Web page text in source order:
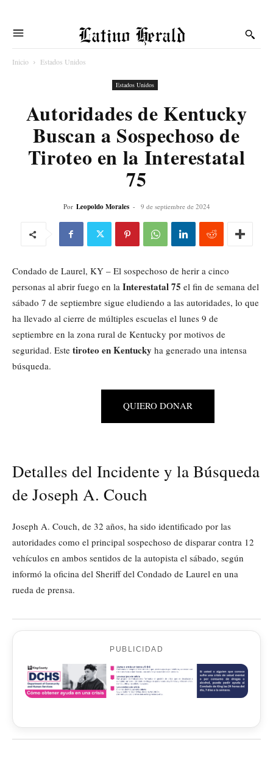
Latino Herald
Inicio Estados Unidos
Estados Unidos
Autoridades de Kentucky
Buscan a Sospechoso de
Tiroteo en la Interestatal
75
Por Leopoldo Morales - 9 de septiembre de 2024
Condado de Laurel, KY – El sospechoso de herir a cinco
personas al abrir fuego en la Interestatal 75 el fin de semana del
sábado 7 de septiembre sigue eludiendo a las autoridades, lo que
ha llevado al cierre de múltiples escuelas el lunes 9 de
septiembre en la zona rural de Kentucky por motivos de
seguridad. Este tiroteo en Kentucky ha generado una intensa
búsqueda.
QUIERO DONAR
Detalles del Incidente y la Búsqueda
de Joseph A. Couch
Joseph A. Couch, de 32 años, ha sido identificado por las
autoridades como el principal sospechoso de disparar contra 12
vehículos en ambos sentidos de la autopista el sábado, según
informó la oficina del Sheriff del Condado de Laurel en una
rueda de prensa.
PUBLICIDAD